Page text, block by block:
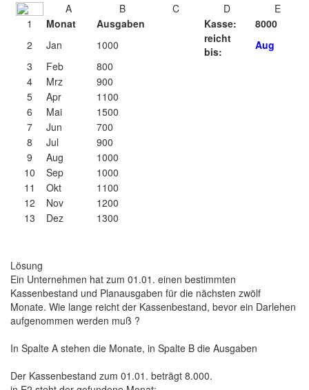
A B C D
E
1
Monat Ausgaben Kasse:
8000
2
Jan 1000
reicht
bis:
Aug
3
Feb
800
4
Mrz
900
5
Apr
1100
6
Mai
1500
7
Jun
700
8
Jul
900
9
Aug
1000
10
Sep
1000
11
Okt
1100
12
Nov
1200
13
Dez 1300
Lösung
Ein Unternehmen hat zum 01.01. einen bestimmten
Kassenbestand und Planausgaben für die nächsten zwölf
Monate. Wie lange reicht der Kassenbestand, bevor ein Darlehen
aufgenommen werden muß ?
In Spalte A stehen die Monate, in Spalte B die Ausgaben
Der Kassenbestand zum 01.01. beträgt 8.000.